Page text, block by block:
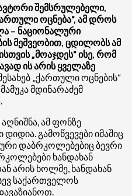
შემსრულებელი,
ოცნება“, ამ დროს
– ნაციონალური
მეშვეობით, ცდილობს ამ
„მოაჯდეს“ ისე, რომ
ის არის ყველაზე
„ქართული ოცნების“
მდინარაძემ
ამ ფონზე
გამოწვევები იმაშიც
დაბრკოლებებიც ბევრი
ხანდახან
არის ხოლმე, ხანდახან
საქართველოს